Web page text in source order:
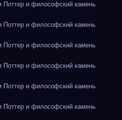
и философский камень
и философский камень
и философский камень
и философский камень
и философский камень
и философский камень